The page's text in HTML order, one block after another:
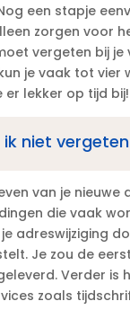
een stapje
zorgen voor
vergeten bij je
je vaak tot vier
er lekker op tijd bij!
niet
van je nieuwe
die vaak
adreswijziging
Je zou de
Verder is
zoals